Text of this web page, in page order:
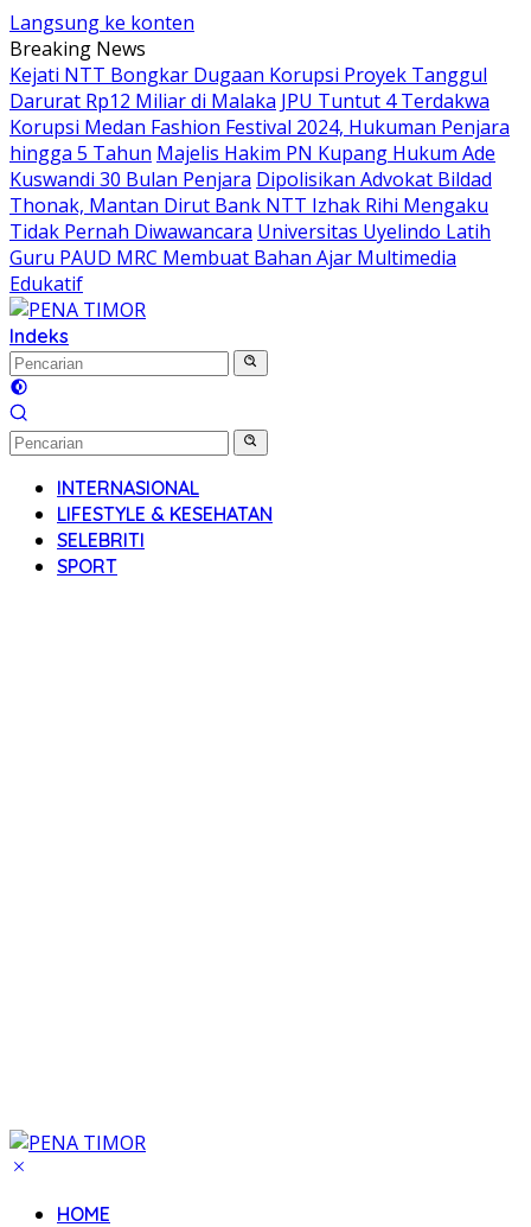
Langsung ke konten
Breaking News
Kejati NTT Bongkar Dugaan Korupsi Proyek Tanggul
Darurat Rp12 Miliar di Malaka JPU Tuntut 4 Terdakwa
Korupsi Medan Fashion Festival 2024, Hukuman Penjara
hingga 5 Tahun Majelis Hakim PN Kupang Hukum Ade
Kuswandi 30 Bulan Penjara Dipolisikan Advokat Bildad
Thonak, Mantan Dirut Bank NTT Izhak Rihi Mengaku
Tidak Pernah Diwawancara Universitas Uyelindo Latih
Guru PAUD MRC Membuat Bahan Ajar Multimedia
Edukatif
Indeks
INTERNASIONAL
LIFESTYLE & KESEHATAN
SELEBRITI
SPORT
HOME